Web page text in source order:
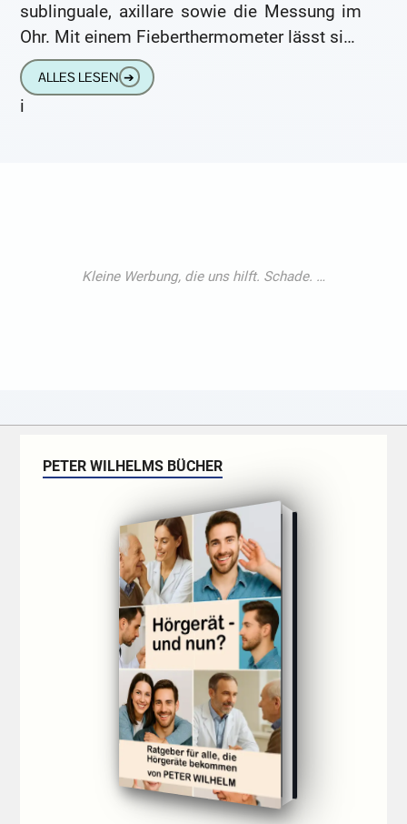
sublinguale, axillare sowie die Messung im
Ohr. Mit einem Fieberthermometer lässt sich
die aktuelle Körpertemperatur des
Menschen gut
ALLES LESEN ➔
i
PETER WILHELMS BÜCHER